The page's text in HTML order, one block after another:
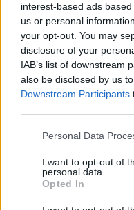
interest-based ads
us or personal
your opt-out. You may
disclosure of your
IAB’s list of downstream
also be disclosed by us
Downstream Participants
Personal Data
I want to opt-out of
personal data.
Opted In
tagállamokra - ez a
a minap
dokumentumból,
költségvetés
még nem ismert, a
brüsszeli alku pedig
egy gyorsértékelést
drámaian rossznak
Ha csak területi
szegényebb
ömölhetnek az EU-s